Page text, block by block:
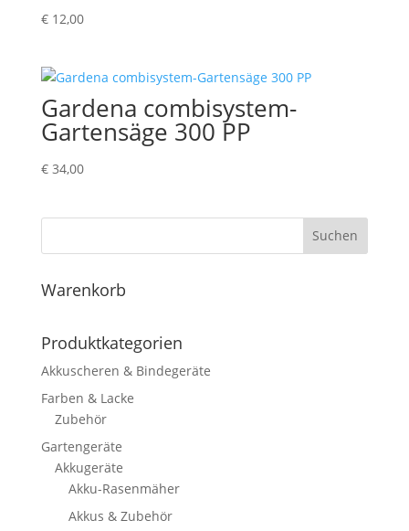
€12,00
Gardena combisystem-
Gartensäge 300 PP
€34,00
Suchen
Warenkorb
Produktkategorien
Akkuscheren & Bindegeräte
Farben & Lacke
Zubehör
Gartengeräte
Akkugeräte
Akku-Rasenmäher
Akkus & Zubehör